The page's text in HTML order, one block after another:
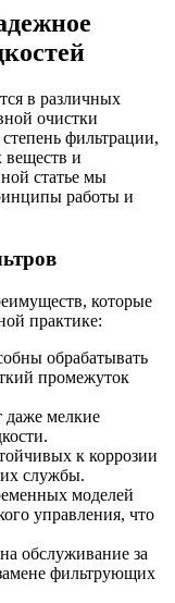
в различных
очистки
фильтрации,
веществ и
статье мы
работы и
которые
практике:
обрабатывать
промежуток
даже мелкие
к коррозии
их службы.
моделей
управления, что
обслуживание за
фильтрующих